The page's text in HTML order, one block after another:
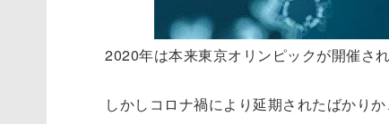
2020年は本来東京オリンピックが開催さ
しかしコロナ禍により延期されたばかり